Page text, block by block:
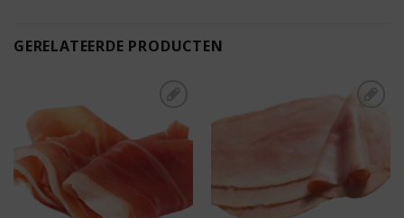
GERELATEERDE PRODUCTEN
Toevoegen aan
boodschappenlijst